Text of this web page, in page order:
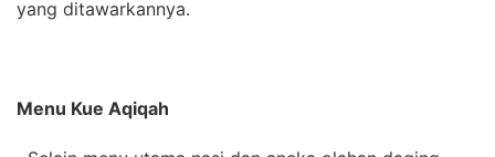
yang ditawarkannya.
Menu Kue Aqiqah